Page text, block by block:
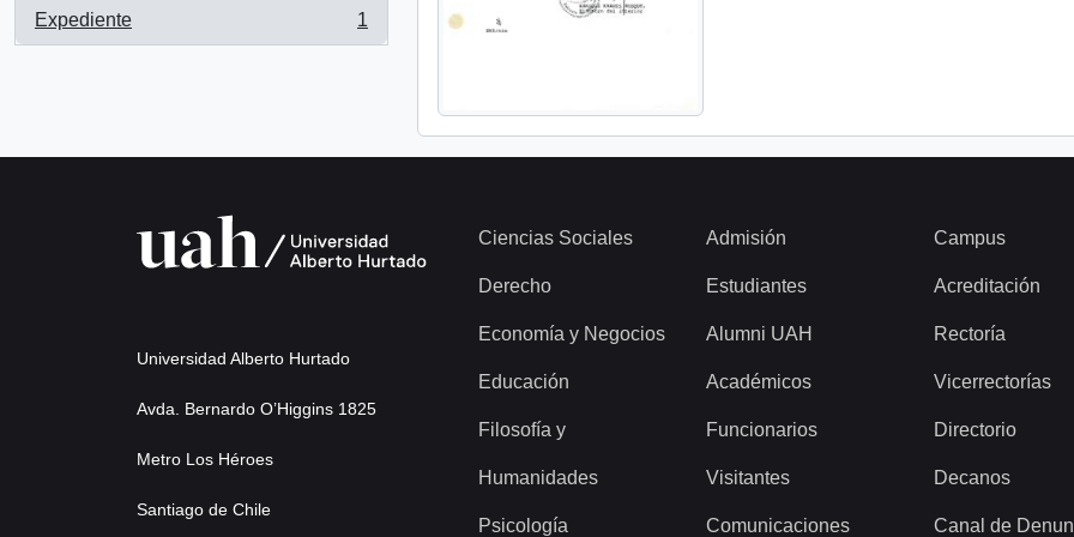
Expediente
, 1 resultados
1
Universidad Alberto Hurtado
Avda. Bernardo O’Higgins 1825
Metro Los Héroes
Santiago de Chile
Ciencias Sociales
Derecho
Economía y Negocios
Educación
Filosofía y
Humanidades
Psicología
Admisión
Estudiantes
Alumni UAH
Académicos
Funcionarios
Visitantes
Comunicaciones
Campus
Acreditación
Rectoría
Vicerrectorías
Directorio
Decanos
Canal de